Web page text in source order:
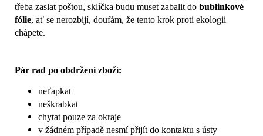
třeba zaslat poštou, sklíčka budu muset zabalit do bublinkové
fólie, ať se nerozbijí, doufám, že tento krok proti ekologii
chápete.
Pár rad po obdržení zboží:
neťapkat
neškrabkat
chytat pouze za okraje
v žádném případě nesmí přijít do kontaktu s ústy